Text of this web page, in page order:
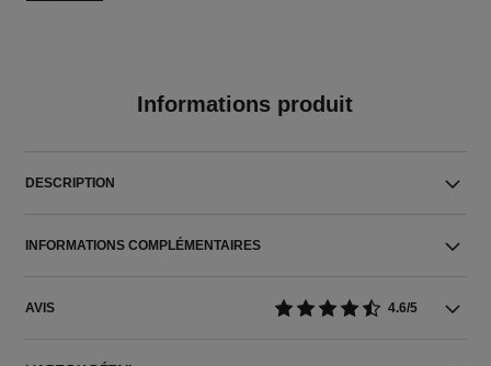
Informations produit
DESCRIPTION
INFORMATIONS COMPLÉMENTAIRES
AVIS 4.6/5